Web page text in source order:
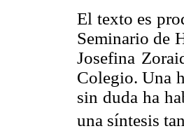
El texto es
Seminario de
Josefina
Colegio. Una
sin duda ha
una síntesis